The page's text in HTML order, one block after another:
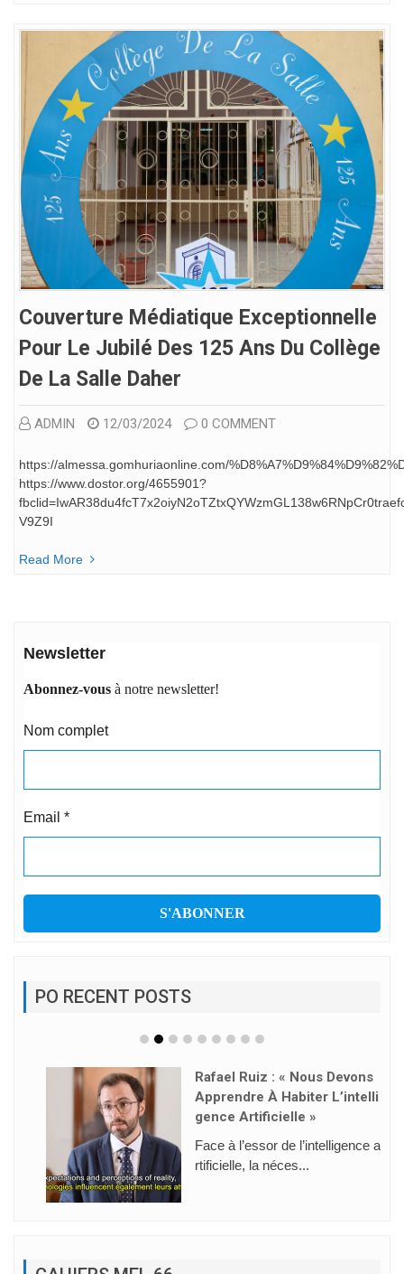
Couverture Médiatique Exceptionnelle
Pour Le Jubilé Des 125 Ans Du Collège
De La Salle Daher
ADMIN 12/03/2024 0 COMMENT
https://almessa.gomhuriaonline.com/
https://www.dostor.org/4655901?
V9Z9I
Read More
Newsletter
Abonnez-vous à notre newsletter!
Nom complet
Email *
PO RECENT POSTS
Rafael Ruiz : « Nous Devons
Apprendre À Habiter L’intelli
Gence Artificielle »
Face à l’essor de l’intelligence a
rtificielle, la néces...